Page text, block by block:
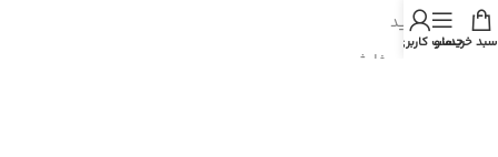
- سبد خرید
- پیگیری سفارش
سبد خریدمنو
حساب کاربری من